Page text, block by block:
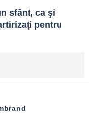
sfânt, ca şi
pentru